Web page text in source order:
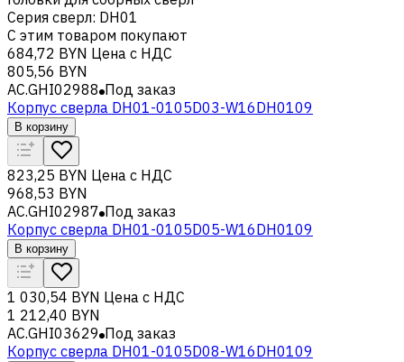
Серия сверл: DH01
С этим товаром покупают
684,72 BYN Цена с НДС
805,56 BYN
AC.GHI02988 Под заказ
Корпус сверла DH01-0105D03-W16DH0109
В корзину
823,25 BYN Цена с НДС
968,53 BYN
AC.GHI02987 Под заказ
Корпус сверла DH01-0105D05-W16DH0109
В корзину
1 030,54 BYN Цена с НДС
1 212,40 BYN
AC.GHI03629 Под заказ
Корпус сверла DH01-0105D08-W16DH0109